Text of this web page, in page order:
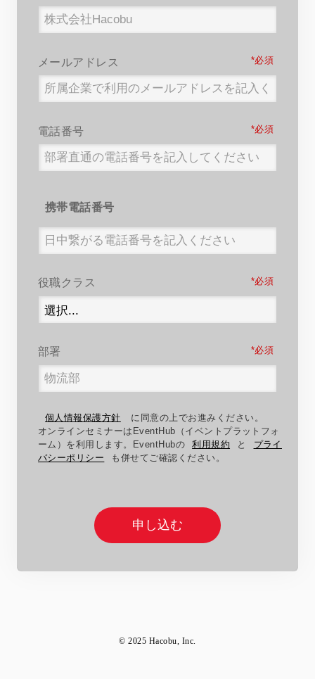
*
メールアドレス
*
電話番号
携帯電話番号
*
役職クラス
*
部署
個人情報保護方針
に同意の上でお進みください。
オンラインセミナーはEventHub（イベントプラットフォ
ーム）を利用します。EventHubの
利用規約 と
プライ
バシーポリシー
も併せてご確認ください。
申し込む
© 2025 Hacobu, Inc.